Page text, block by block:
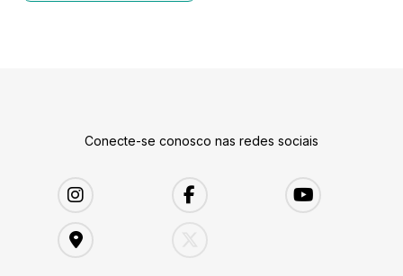
Conecte-se conosco nas redes sociais